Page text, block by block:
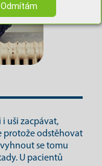
Odmítám
uši zacpávat,
protože odstěhovat
se tomu
U pacientů